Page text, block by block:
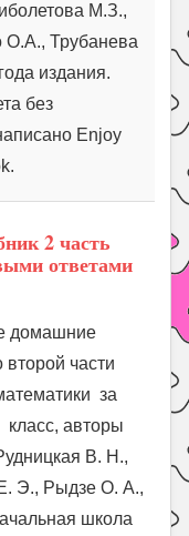
М.З.,
О.А., Трубанева
издания.
без
Enjoy
2 часть
ответами
домашние
второй части
за
класс, авторы
В. Н.,
Э., Рыдзе О. А.,
школа